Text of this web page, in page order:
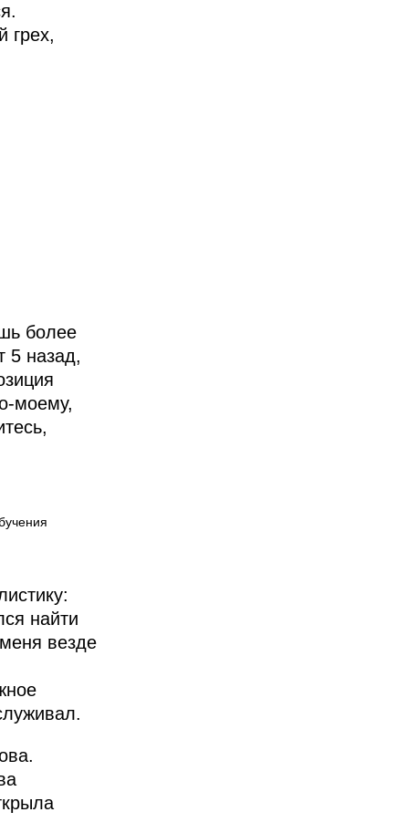
грех,
более
5 назад,
моему,
найти
везде